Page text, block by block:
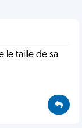
le taille de sa